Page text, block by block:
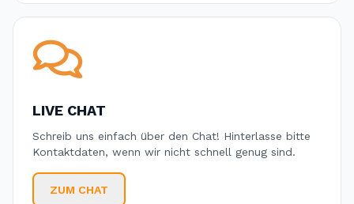
LIVE CHAT
Schreib uns einfach über den Chat! Hinterlasse bitte
Kontaktdaten, wenn wir nicht schnell genug sind.
ZUM CHAT